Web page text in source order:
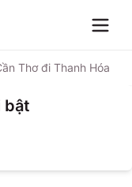
Thơ đi Thanh Hóa
bật